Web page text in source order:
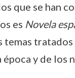
que se han
es Novela
y de